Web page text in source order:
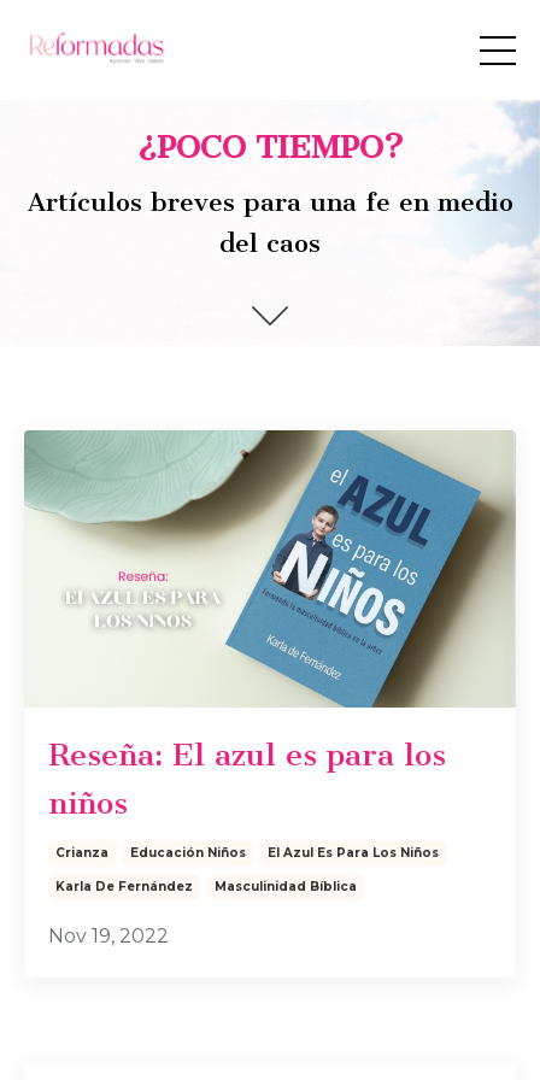
¿POCO TIEMPO?
Artículos breves para una fe en medio
del caos
Reseña: El azul es para los
niños
Crianza Educación Niños El Azul Es Para Los Niños
Karla De Fernández Masculinidad Bíblica
Nov 19, 2022